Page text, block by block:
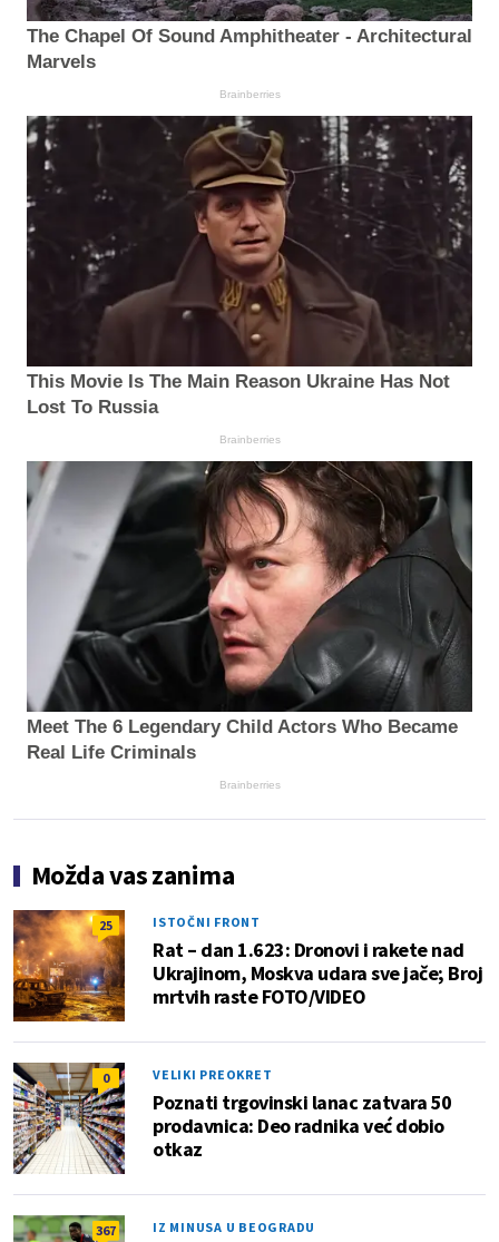
The Chapel Of Sound Amphitheater - Architectural
Marvels
Brainberries
This Movie Is The Main Reason Ukraine Has Not
Lost To Russia
Brainberries
Meet The 6 Legendary Child Actors Who Became
Real Life Criminals
Brainberries
Možda vas zanima
25 ISTOČNI FRONT
Rat – dan 1.623: Dronovi i rakete nad
Ukrajinom, Moskva udara sve jače; Broj
mrtvih raste FOTO/VIDEO
0 VELIKI PREOKRET
Poznati trgovinski lanac zatvara 50
prodavnica: Deo radnika već dobio
otkaz
367 IZ MINUSA U BEOGRADU